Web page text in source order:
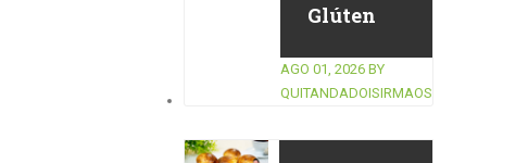
Glúten
AGO 01, 2026 BY
QUITANDADOISIRMAOS